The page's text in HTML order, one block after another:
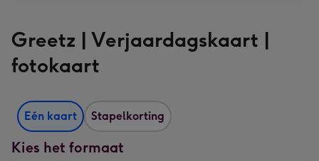
Greetz | Verjaardagskaart |
fotokaart
Eén kaart Stapelkorting
Kies het formaat